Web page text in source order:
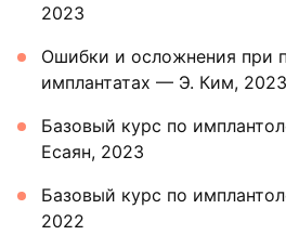
2023
Ошибки и осложнения при
имплантатах — Э. Ким, 2023
Базовый курс по
Есаян, 2023
Базовый курс по
2022